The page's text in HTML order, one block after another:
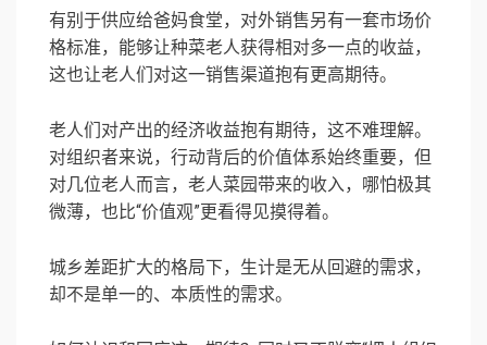
有别于供应给爸妈食堂，对外销售另有一套市场价
格标准，能够让种菜老人获得相对多一点的收益，
这也让老人们对这一销售渠道抱有更高期待。
老人们对产出的经济收益抱有期待，这不难理解。
对组织者来说，行动背后的价值体系始终重要，但
对几位老人而言，老人菜园带来的收入，哪怕极其
微薄，也比“价值观”更看得见摸得着。
城乡差距扩大的格局下，生计是无从回避的需求，
却不是单一的、本质性的需求。